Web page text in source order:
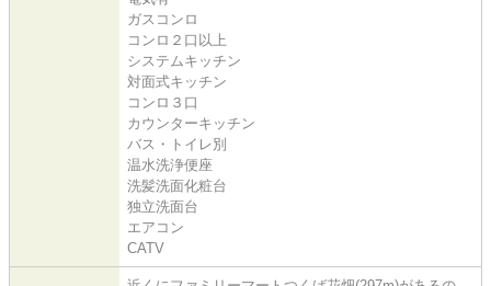
ガスコンロ
コンロ２口以上
システムキッチン
対面式キッチン
コンロ３口
カウンターキッチン
バス・トイレ別
温水洗浄便座
洗髪洗面化粧台
独立洗面台
エアコン
CATV